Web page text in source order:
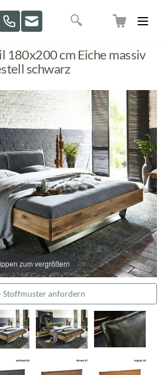
Suche
180x200 cm Eiche massiv
schwarz
zum vergrößern
Stoffmuster anfordern